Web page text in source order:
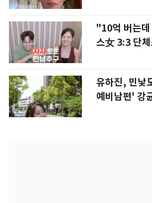
"10억 버는
스女 3:3 단체
유하진, 민낯
예비남편' 강